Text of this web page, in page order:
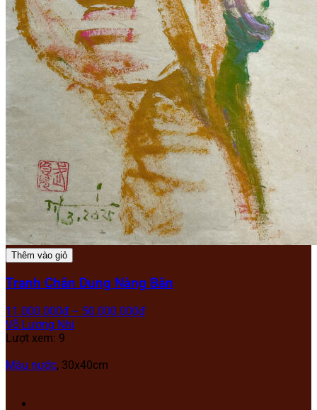
Thêm vào giỏ
Tranh Chân Dung Nàng Bân
11.000.000₫ – 50.000.000₫
Võ Lương Nhi
Lượt xem: 9
Màu nước, 30x40cm